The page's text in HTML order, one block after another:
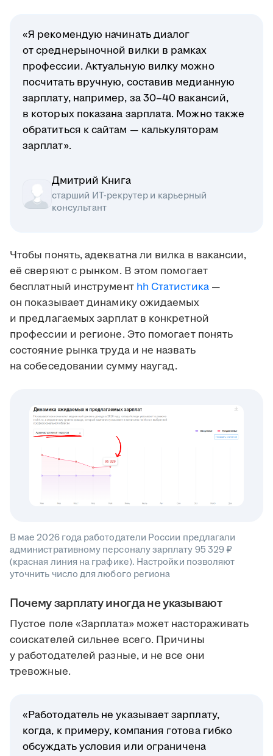
«Я рекомендую начинать диалог
от среднерыночной вилки в рамках
профессии. Актуальную вилку можно
посчитать вручную, составив медианную
зарплату, например, за 30–40 вакансий,
в которых показана зарплата. Можно также
обратиться к сайтам — калькуляторам
зарплат».
Дмитрий Книга
старший ИТ-рекрутер и карьерный
консультант
Чтобы понять, адекватна ли вилка в вакансии,
её сверяют с рынком. В этом помогает
бесплатный инструмент hh Статистика—
он показывает динамику ожидаемых
и предлагаемых зарплат в конкретной
профессии и регионе. Это помогает понять
состояние рынка труда и не назвать
на собеседовании сумму наугад.
В мае 2026 года работодатели России предлагали
административному персоналу зарплату 95 329 ₽
(красная линия на графике). Настройки позволяют
уточнить число для любого региона
Почему зарплату иногда не указывают
Пустое поле «Зарплата» может настораживать
соискателей сильнее всего. Причины
у работодателей разные, и не все они
тревожные.
«Работодатель не указывает зарплату,
когда, к примеру, компания готова гибко
обсуждать условия или ограничена